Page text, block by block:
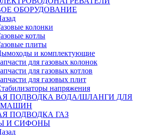
ОБОРУДОВАНИЕ
колонки
котлы
плиты
и комплектующие
для газовых колонок
для газовых котлов
для газовых плит
напряжения
ПОДВОДКА ВОДА/ШЛАНГИ ДЛЯ
МАШИН
ПОДВОДКА ГАЗ
И СИФОНЫ